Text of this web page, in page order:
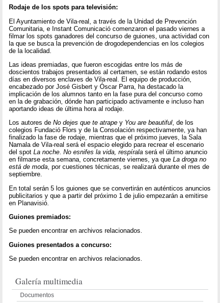
Rodaje de los spots para televisión:
El Ayuntamiento de Vila-real, a través de la Unidad de Prevención
Comunitaria, e Instant Comunicació comenzaron el pasado viernes a
filmar los spots ganadores del concurso de guiones, una actividad con
la que se busca la prevención de drogodependencias en los colegios
de la localidad.
Las ideas premiadas, que fueron escogidas entre los más de
doscientos trabajos presentados al certamen, se están rodando estos
días en diversos enclaves de Vila-real. El equipo de producción,
encabezado por José Gisbert y Óscar Parra, ha destacado la
implicación de los alumnos tanto en la fase pura del concurso como
en la de grabación, dónde han participado activamente e incluso han
aportando ideas de última hora al rodaje.
Los autores deNo dejes que te atrape y You are beautiful, de los
colegios Fundació Flors y de la Consolación respectivamente, ya han
finalizado la fase de rodaje, mientras que el próximo jueves, la Sala
Namala de Vila-real será el espacio elegido para recrear el escenario
del spotLa noche.No esnifes la vida, respírala será el último anuncio
en filmarse esta semana, concretamente viernes, ya queLa droga no
está de moda, por cuestiones técnicas, se realizará durante el mes de
septiembre.
En total serán 5 los guiones que se convertirán en auténticos anuncios
publicitarios y que a partir del próximo 1 de julio empezarán a emitirse
en Planavisió.
Guiones premiados:
Se pueden encontrar en archivos relacionados.
Guiones presentados a concurso:
Se pueden encontrar en archivos relacionados.
Galería multimedia
Documentos